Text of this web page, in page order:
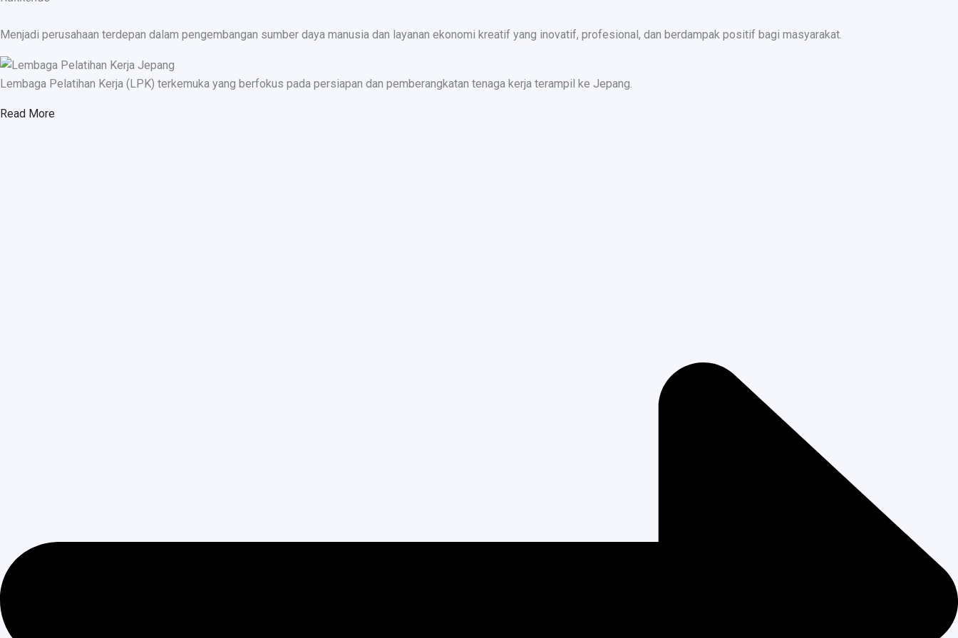
Menjadi perusahaan terdepan dalam pengembangan sumber daya manusia dan layanan ekonomi kreatif yang inovatif, profesional, dan berdampak positif bagi masyarakat.
Lembaga Pelatihan Kerja (LPK) terkemuka yang berfokus pada persiapan dan pemberangkatan tenaga kerja terampil ke Jepang.
Read More